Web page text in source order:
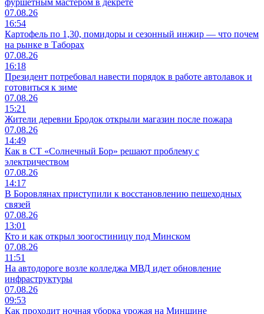
07.08.26
16:54
Картофель по 1,30, помидоры и сезонный инжир — что почем
на рынке в Таборах
07.08.26
16:18
Президент потребовал навести порядок в работе автолавок и
готовиться к зиме
07.08.26
15:21
Жители деревни Бродок открыли магазин после пожара
07.08.26
14:49
Как в СТ «Солнечный Бор» решают проблему с
электричеством
07.08.26
14:17
В Боровлянах приступили к восстановлению пешеходных
связей
07.08.26
13:01
Кто и как открыл зоогостиницу под Минском
07.08.26
11:51
На автодороге возле колледжа МВД идет обновление
инфраструктуры
07.08.26
09:53
Как проходит ночная уборка урожая на Минщине